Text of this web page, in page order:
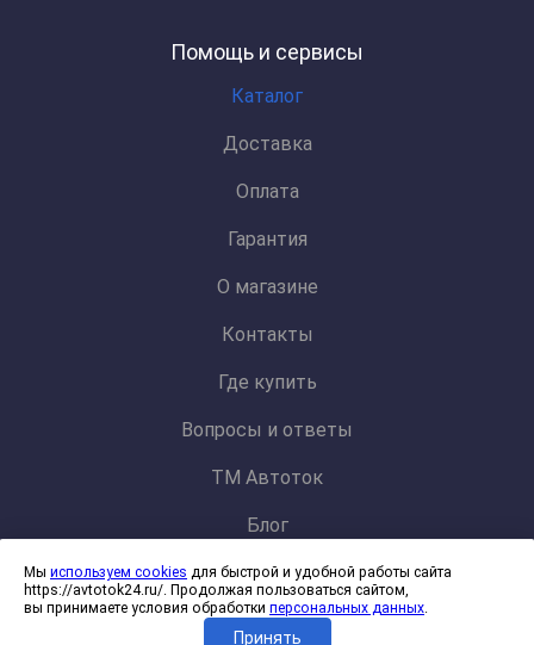
Помощь и сервисы
Каталог
Доставка
Оплата
Гарантия
О магазине
Контакты
Где купить
Вопросы и ответы
ТМ Автоток
Блог
Политика конфиденциальности и обработки персональных данных
Согласие на обработку файлов cookies
Мы используем cookies для быстрой и удобной работы сайта
https://avtotok24.ru/. Продолжая пользоваться сайтом,
вы принимаете условия обработки персональных данных.
Принять